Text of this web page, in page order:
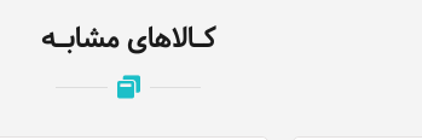
کـالاهای مشابـه